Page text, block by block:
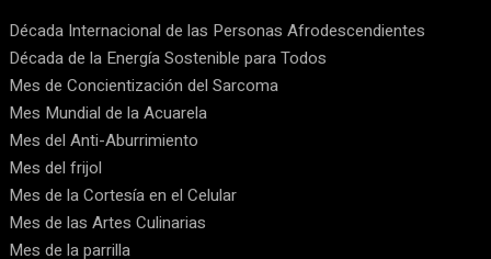
Década Internacional de las Personas Afrodescendientes
Década de la Energía Sostenible para Todos
Mes de Concientización del Sarcoma
Mes Mundial de la Acuarela
Mes del Anti-Aburrimiento
Mes del frijol
Mes de la Cortesía en el Celular
Mes de las Artes Culinarias
Mes de la parrilla